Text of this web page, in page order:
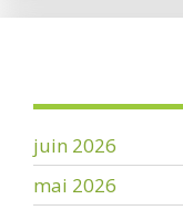
juin 2026
mai 2026